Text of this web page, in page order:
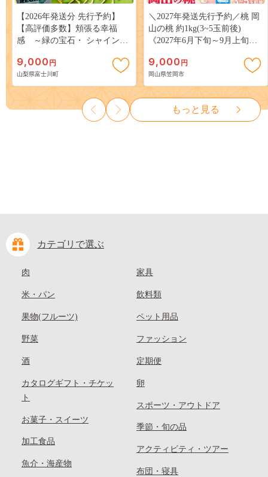
【2026年発送分 先行予約】
【高評価多数】頬張る幸福
感 ～緑の宝石・ シャインマ
３房） フルーツ 山梨県産 果
物 くだもの シャイン マスカ
ット ぶどう ブドウ 葡萄 大粒
種なし 先行予約 富士川町
10000円 一万円 9000円 九千円
9,000 円
山梨県富士川町
＼2027年発送先行予約／桃 岡
山の桃 約1kg(3~5玉前後)
《2027年6月下旬～9月上旬頃
岡山 はくとう スイーツ フル
ーツ 果物 デザート 旬 モモ も
も 先行予約 送料無料 果物 岡
山県 笠岡市 清水白桃 白鳳 白
麗 クール便---
kasaoka_zsy_419_100---
9,000 円
岡山県笠岡市
もっと見る
カテゴリで選ぶ
肉
米・パン
果物(フルーツ)
野菜
酒
カタログギフト・チケッ
ト
お菓子・スイーツ
加工食品
魚介・海産物
家具
飲料類
ペット用品
ファッション
定期便
卵
スポーツ・アウトドア
季節・旬の品
アクティビティ・ツアー
布団・寝具